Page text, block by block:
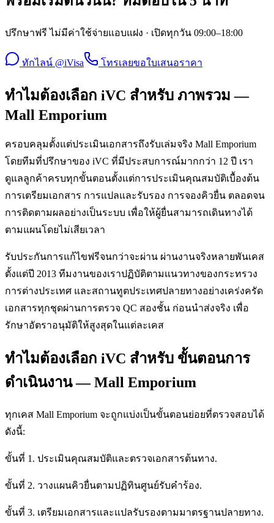
ปรึกษาฟรี ไม่มีค่าใช้จ่ายแอบแฝง · เปิดทุกวัน 09:00–18:00
ทักไลน์ @iVisa โทรเลยขอใบเสนอราคา
ทำไมต้องเลือก iVC สำหรับ ภาพรวม —
Mall Emporium
ครอบคลุมตั้งแต่ประเมินเอกสารถึงรับเล่มจริง Mall Emporium
โดยทีมที่ปรึกษาของ iVC ที่มีประสบการณ์มากกว่า 12 ปี เรา
ดูแลลูกค้าครบทุกขั้นตอนตั้งแต่การประเมินคุณสมบัติเบื้องต้น
การเตรียมเอกสาร การแปลและรับรอง การจองคิวยื่น ตลอดจน
การติดตามผลอย่างเป็นระบบ เพื่อให้ผู้ยื่นสามารถเดินทางได้
ตามแผนโดยไม่เสียเวลา
รับประกันการแก้ไขฟรีจนกว่าจะผ่าน ผ่านงานจริงหลายพันเคส
ตั้งแต่ปี 2013 ทีมงานของเราปฏิบัติตามแนวทางของกระทรวง
การต่างประเทศ และสถานทูตประเทศปลายทางอย่างเคร่งครัด
เอกสารทุกชุดผ่านการตรวจ QC สองชั้น ก่อนนำส่งจริง เพื่อ
รักษาอัตราอนุมัติให้สูงสุดในแต่ละเคส
ทำไมต้องเลือก iVC สำหรับ ขั้นตอนการ
ดำเนินงาน — Mall Emporium
ทุกเคส Mall Emporium จะถูกแบ่งเป็นขั้นตอนย่อยที่ตรวจสอบได้
ดังนี้:
ขั้นที่ 1. ประเมินคุณสมบัติและตรวจเอกสารต้นทาง.
ขั้นที่ 2. วางแผนคิวยื่นตามปฏิทินศูนย์รับคำร้อง.
ขั้นที่ 3. เตรียมเอกสารและแปลรับรองตามมาตรฐานปลายทาง.